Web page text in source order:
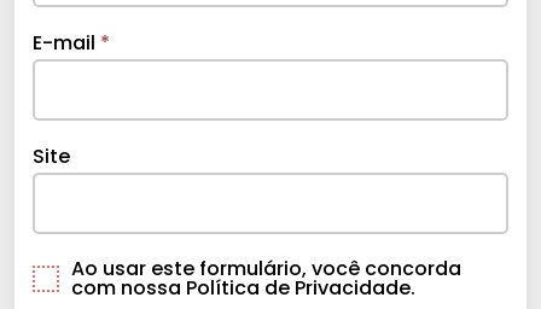
E-mail *
Site
Ao usar este formulário, você concorda
com nossa Política de Privacidade.